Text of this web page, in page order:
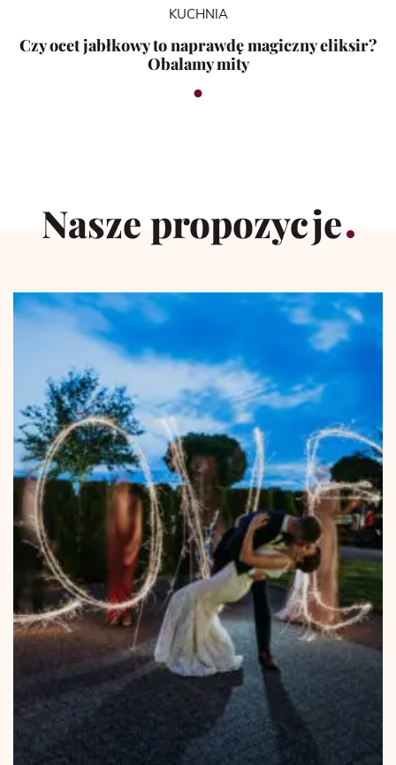
KUCHNIA
Czy ocet jabłkowy to naprawdę magiczny eliksir?
Obalamy mity
Nasze propozycje